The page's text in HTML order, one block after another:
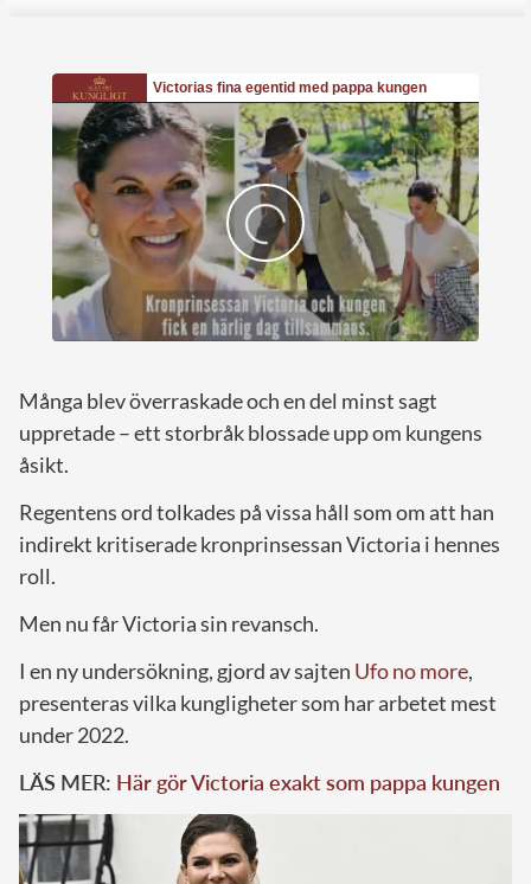
Många blev överraskade och en del minst sagt
uppretade – ett storbråk blossade upp om kungens
åsikt.
Regentens ord tolkades på vissa håll som om att han
indirekt kritiserade kronprinsessan Victoria i hennes
roll.
Men nu får Victoria sin revansch.
I en ny undersökning, gjord av sajten Ufo no more,
presenteras vilka kungligheter som har arbetet mest
under 2022.
LÄS MER: Här gör Victoria exakt som pappa kungen